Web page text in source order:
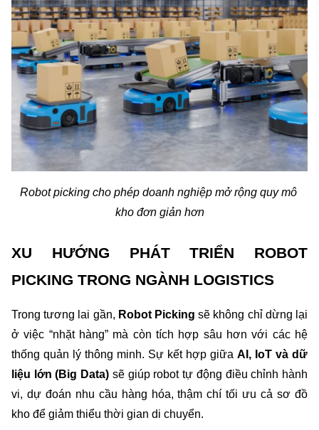
Robot picking cho phép doanh nghiệp mở rộng quy mô
kho đơn giản hơn
XU HƯỚNG PHÁT TRIỂN ROBOT
PICKING TRONG NGÀNH LOGISTICS
Trong tương lai gần, Robot Picking sẽ không chỉ dừng lại
ở việc “nhặt hàng” mà còn tích hợp sâu hơn với các hệ
thống quản lý thông minh. Sự kết hợp giữa AI, IoT và dữ
liệu lớn (Big Data) sẽ giúp robot tự động điều chỉnh hành
vi, dự đoán nhu cầu hàng hóa, thậm chí tối ưu cả sơ đồ
kho để giảm thiểu thời gian di chuyển.